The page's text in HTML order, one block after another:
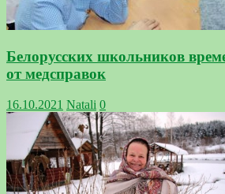
Белорусских школьников
от медсправок
16.10.2021 Natali 0